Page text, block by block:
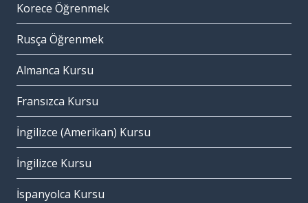
Korece Öğrenmek
Rusça Öğrenmek
Almanca Kursu
Fransızca Kursu
İngilizce (Amerikan) Kursu
İngilizce Kursu
İspanyolca Kursu